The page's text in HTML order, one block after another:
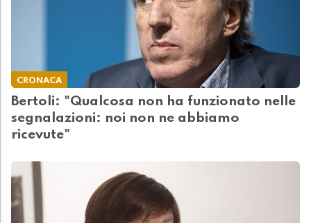
CRONACA
Bertoli: "Qualcosa non ha funzionato nelle
segnalazioni: noi non ne abbiamo
ricevute"